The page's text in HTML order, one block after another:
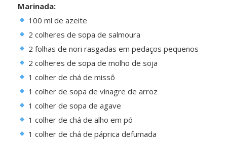
Marinada:
100 ml de azeite
2 colheres de sopa de salmoura
2 folhas de nori rasgadas em pedaços pequenos
2 colheres de sopa de molho de soja
1 colher de chá de missô
1 colher de sopa de vinagre de arroz
1 colher de sopa de agave
1 colher de chá de alho em pó
1 colher de chá de páprica defumada